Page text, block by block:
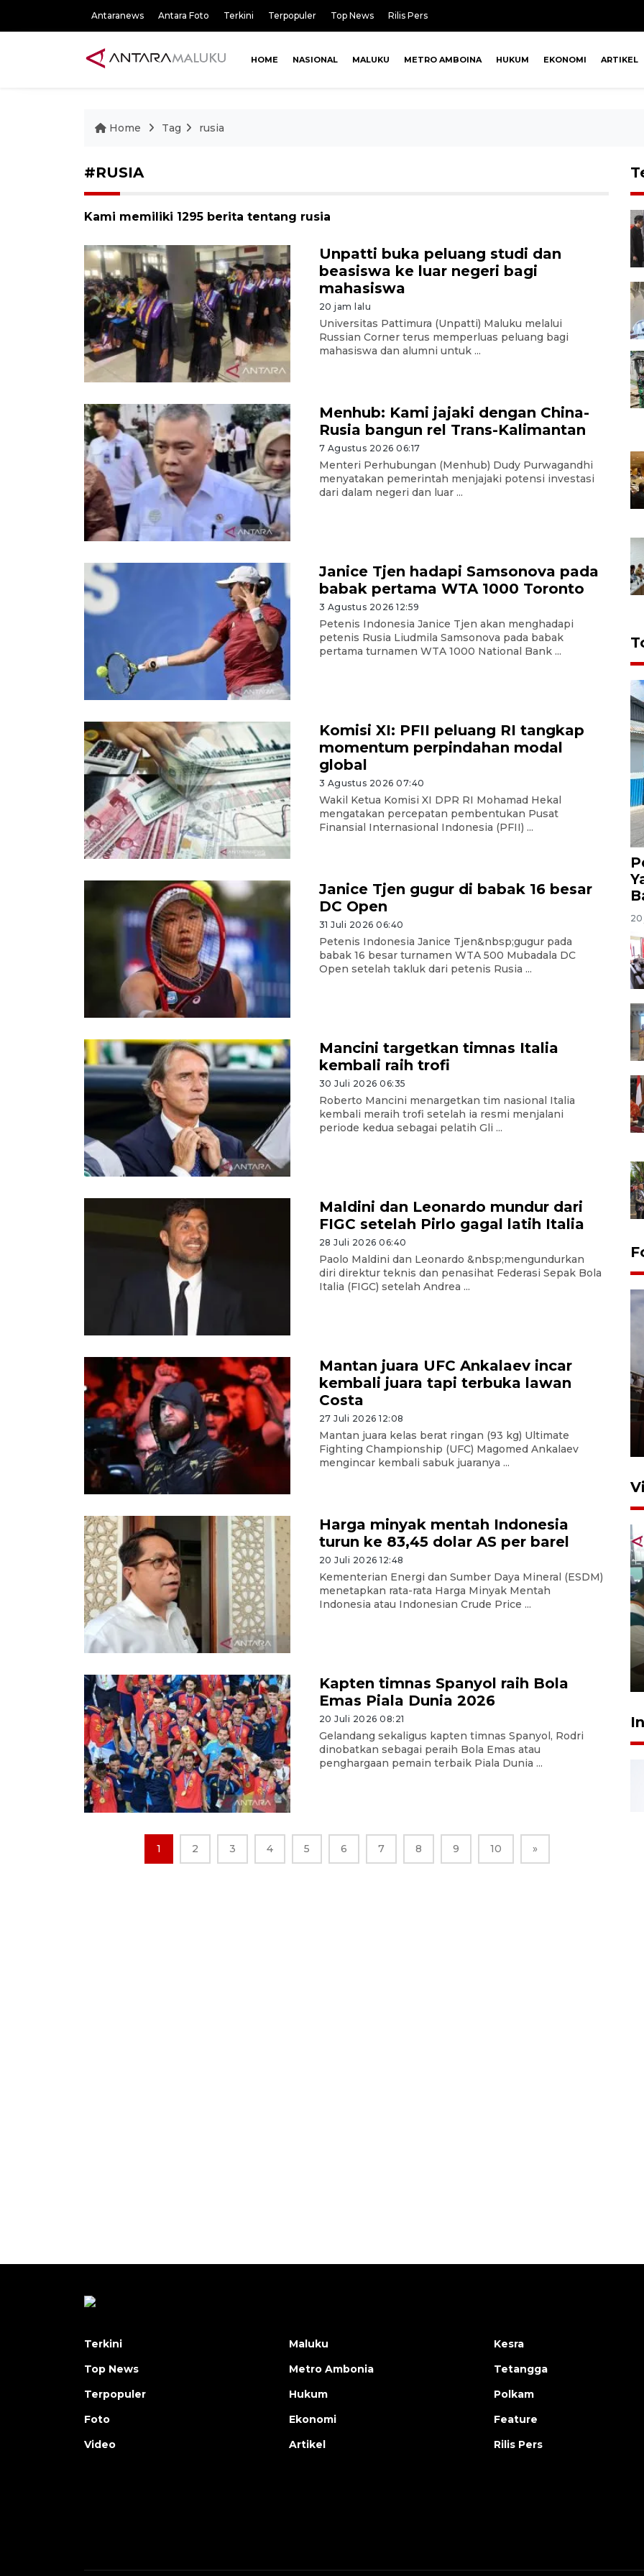
Antaranews Antara Foto Terkini Terpopuler Top News Rilis Pers
HOME NASIONAL MALUKU METRO AMBOINA HUKUM EKONOMI ARTIKEL
Home Tag rusia
#RUSIA
Kami memiliki 1295 berita tentang rusia
Unpatti buka peluang studi dan
beasiswa ke luar negeri bagi
mahasiswa
20 jam lalu
Universitas Pattimura (Unpatti) Maluku melalui
Russian Corner terus memperluas peluang bagi
mahasiswa dan alumni untuk ...
Menhub: Kami jajaki dengan China-
Rusia bangun rel Trans-Kalimantan
7 Agustus 2026 06:17
Menteri Perhubungan (Menhub) Dudy Purwagandhi
menyatakan pemerintah menjajaki potensi investasi
dari dalam negeri dan luar ...
Janice Tjen hadapi Samsonova pada
babak pertama WTA 1000 Toronto
3 Agustus 2026 12:59
Petenis Indonesia Janice Tjen akan menghadapi
petenis Rusia Liudmila Samsonova pada babak
pertama turnamen WTA 1000 National Bank ...
Komisi XI: PFII peluang RI tangkap
momentum perpindahan modal
global
3 Agustus 2026 07:40
Wakil Ketua Komisi XI DPR RI Mohamad Hekal
mengatakan percepatan pembentukan Pusat
Finansial Internasional Indonesia (PFII) ...
Janice Tjen gugur di babak 16 besar
DC Open
31 Juli 2026 06:40
Petenis Indonesia Janice Tjen&nbsp;gugur pada
babak 16 besar turnamen WTA 500 Mubadala DC
Open setelah takluk dari petenis Rusia ...
Mancini targetkan timnas Italia
kembali raih trofi
30 Juli 2026 06:35
Roberto Mancini menargetkan tim nasional Italia
kembali meraih trofi setelah ia resmi menjalani
periode kedua sebagai pelatih Gli ...
Maldini dan Leonardo mundur dari
FIGC setelah Pirlo gagal latih Italia
28 Juli 2026 06:40
Paolo Maldini dan Leonardo &nbsp;mengundurkan
diri direktur teknis dan penasihat Federasi Sepak Bola
Italia (FIGC) setelah Andrea ...
Mantan juara UFC Ankalaev incar
kembali juara tapi terbuka lawan
Costa
27 Juli 2026 12:08
Mantan juara kelas berat ringan (93 kg) Ultimate
Fighting Championship (UFC) Magomed Ankalaev
mengincar kembali sabuk juaranya ...
Harga minyak mentah Indonesia
turun ke 83,45 dolar AS per barel
20 Juli 2026 12:48
Kementerian Energi dan Sumber Daya Mineral (ESDM)
menetapkan rata-rata Harga Minyak Mentah
Indonesia atau Indonesian Crude Price ...
Kapten timnas Spanyol raih Bola
Emas Piala Dunia 2026
20 Juli 2026 08:21
Gelandang sekaligus kapten timnas Spanyol, Rodri
dinobatkan sebagai peraih Bola Emas atau
penghargaan pemain terbaik Piala Dunia ...
1 2 3 4 5 6 7 8 9 10 »
20
Pasar Higienis
5 Mei 2026 05:32
Terkini
Top News
Terpopuler
Foto
Video
Maluku
Metro Ambonia
Hukum
Ekonomi
Artikel
Kesra
Tetangga
Polkam
Feature
Rilis Pers